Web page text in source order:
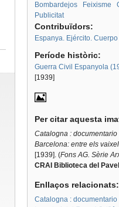
Bombardejos Feixisme
Publicitat
Contribuïdors:
Espanya. Ejército.
Període històric:
Guerra Civil Espanyola
[1939]
Per citar aquesta
Catalogna :
Barcelona: entre els
[1939]. (Fons AG. Sèrie
CRAI Biblioteca del
Enllaços
Catalogna :